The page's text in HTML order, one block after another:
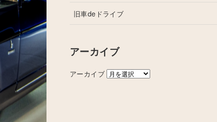
旧車deドライブ
アーカイブ
アーカイブ